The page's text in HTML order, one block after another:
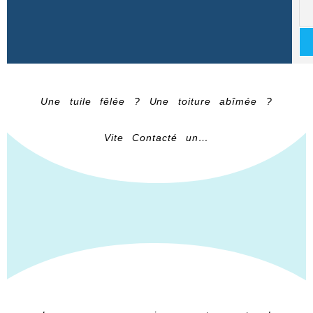
Une tuile fêlée ? Une toiture abîmée ?
Vite Contacté un…